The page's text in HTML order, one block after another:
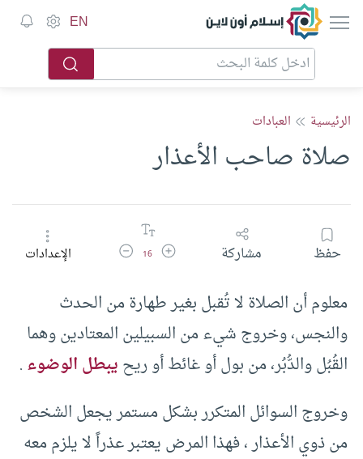
إسلام أون لاين EN
الرئيسية العبادات
صلاة صاحب الأعذار
حفظ مشاركة زيادة حجم الخط
16 تقليل حجم الخطالإعدادات
معلوم أن الصلاة لا تُقبل بغير طهارة من الحدث
والنجس، وخروج شيء من السبيلين المعتادين وهما
القُبُل والدُّبُر، من بول أو غائط أو ريحيبطل الوضوء.
وخروج السوائل المتكرر بشكل مستمر يجعل الشخص
من ذوي الأعذار ، فهذا المرض يعتبر عذراً لا يلزم معه